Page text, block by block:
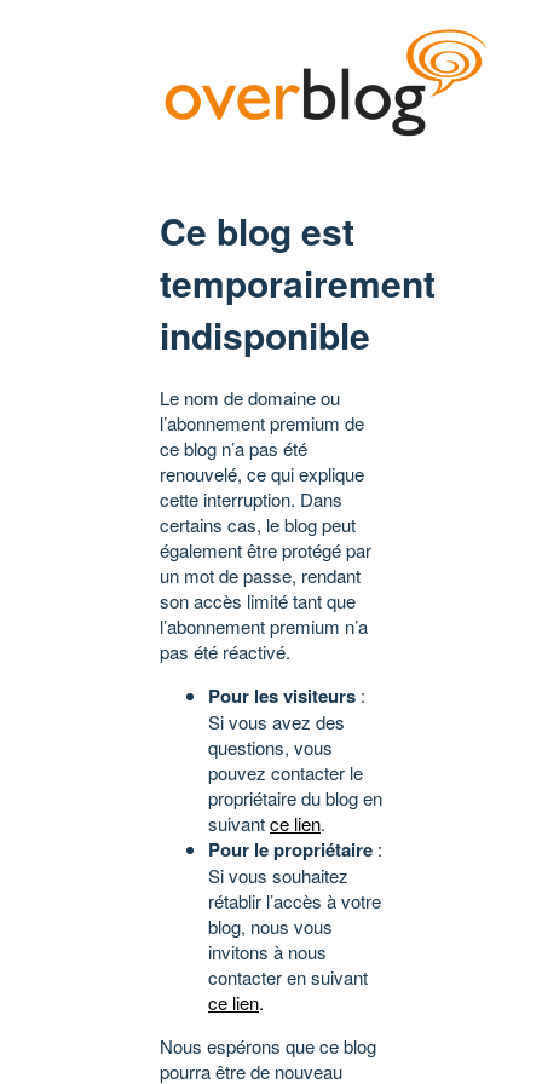
Ce blog est
temporairement
indisponible
Le nom de domaine ou
l’abonnement premium de
ce blog n’a pas été
renouvelé, ce qui explique
cette interruption. Dans
certains cas, le blog peut
également être protégé par
un mot de passe, rendant
son accès limité tant que
l’abonnement premium n’a
pas été réactivé.
Pour les visiteurs :
Si vous avez des
questions, vous
pouvez contacter le
propriétaire du blog en
suivantce lien.
Pour le propriétaire :
Si vous souhaitez
rétablir l’accès à votre
blog, nous vous
invitons à nous
contacter en suivant
ce lien.
Nous espérons que ce blog
pourra être de nouveau